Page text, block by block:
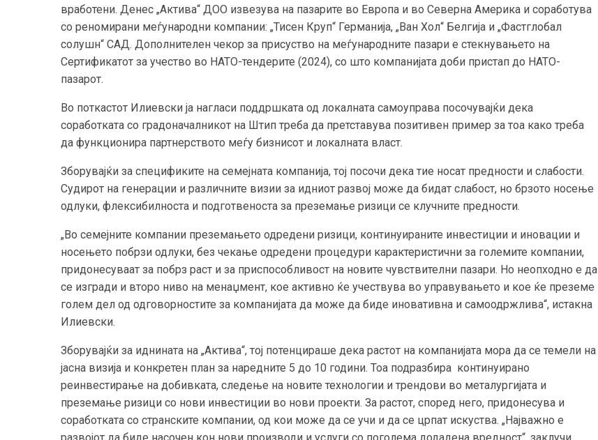
вработени. Денес „Актива“ ДОО извезува на пазарите во Европа и во Северна Америка и соработува
со реномирани меѓународни компании: „Тисен Круп“ Германија, „Ван Хол“ Белгија и „Фастглобал
солушн“ САД. Дополнителен чекор за присуство на меѓународните пазари е стекнувањето на
Сертификатот за учество во НАТО-тендерите (2024), со што компанијата доби пристап до НАТО-
пазарот.
Во поткастот Илиевски ја нагласи поддршката од локалната самоуправа посочувајќи дека
соработката со градоначалникот на Штип треба да претставува позитивен пример за тоа како треба
да функционира партнерството меѓу бизнисот и локалната власт.
Зборувајќи за спецификите на семејната компанија, тој посочи дека тие носат предности и слабости.
Судирот на генерации и различните визии за идниот развој може да бидат слабост, но брзото носење
одлуки, флексибилноста и подготвеноста за преземање ризици се клучните предности.
„Во семејните компании преземањето одредени ризици, континуираните инвестиции и иновации и
носењето побрзи одлуки, без чекање одредени процедури карактеристични за големите компании,
придонесуваат за побрз раст и за приспособливост на новите чувствителни пазари. Но неопходно е да
се изгради и второ ниво на менаџмент, кое активно ќе учествува во управувањето и кое ќе преземе
голем дел од одговорностите за компанијата да може да биде иновативна и самоодржлива“, истакна
Илиевски.
Зборувајќи за иднината на „Актива“, тој потенцираше дека растот на компанијата мора да се темели на
јасна визија и конкретен план за наредните 5 до 10 години. Тоа подразбира континуирано
реинвестирање на добивката, следење на новите технологии и трендови во металургијата и
преземање ризици со нови инвестиции во нови проекти. За растот, според него, придонесува и
соработката со странските компании, од кои може да се учи и да се црпат искуства. „Најважно е